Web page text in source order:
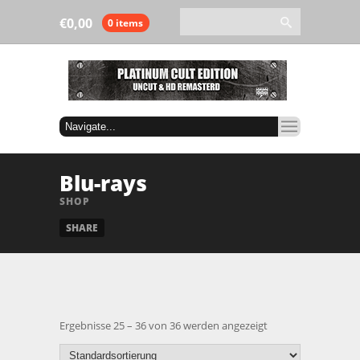
0,00
€ 0 items
Blu-rays
SHOP
SHARE
Ergebnisse 25 – 36 von 36 werden angezeigt